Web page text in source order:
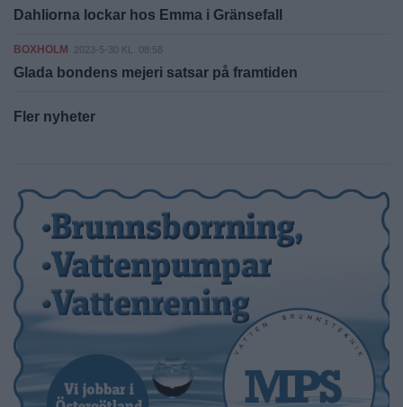
Dahliorna lockar hos Emma i Gränsefall
BOXHOLM 2023-5-30 KL. 08:58
Glada bondens mejeri satsar på framtiden
Fler nyheter